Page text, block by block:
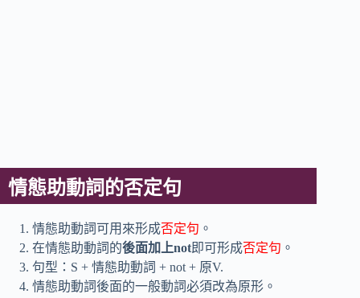
情態助動詞的否定句
情態助動詞可用來形成否定句 。
在情態助動詞的後面加上not即可形成否定句 。
句型：S + 情態助動詞 + not + 原V.
情態助動詞後面的一般動詞必須改為原形。